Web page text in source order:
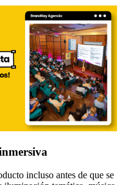
incluso antes de que se